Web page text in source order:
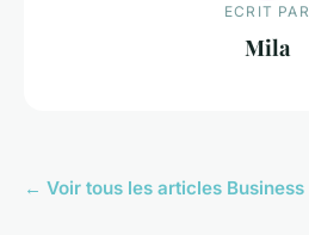
ECRIT PAR
Mila
← Voir tous les articles Business